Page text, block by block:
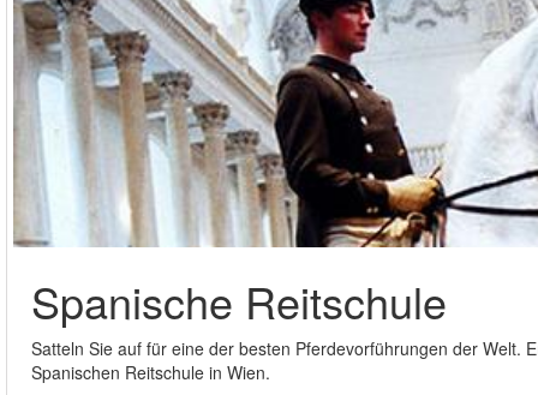
Spanische Reitschule
Satteln Sie auf für eine der besten Pferdevorführungen der Welt.
Spanischen Reitschule in Wien.